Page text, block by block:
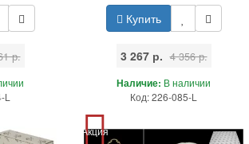
р.
Купить
3 267 р. 4 356 р.
Наличие: В наличии
Код: 226-085-L
Акция